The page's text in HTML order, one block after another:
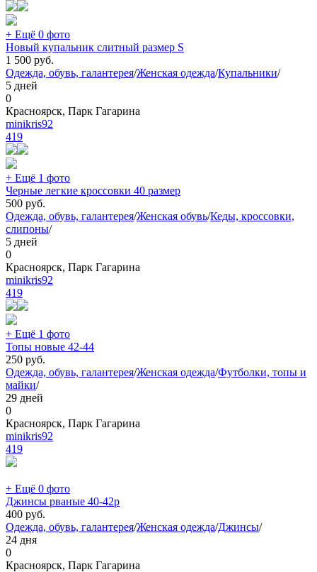
+ Ещё 0 фото
Новый купальник слитный размер S
1 500 руб.
Одежда, обувь, галантерея/Женская одежда/Купальники/
5 дней
0
Красноярск, Парк Гагарина
minikris92
419
+ Ещё 1 фото
Черные легкие кроссовки 40 размер
500 руб.
Одежда, обувь, галантерея/Женская обувь/Кеды, кроссовки,
слипоны/
5 дней
0
Красноярск, Парк Гагарина
minikris92
419
+ Ещё 1 фото
Топы новые 42-44
250 руб.
Одежда, обувь, галантерея/Женская одежда/Футболки, топы и
майки/
29 дней
0
Красноярск, Парк Гагарина
minikris92
419
+ Ещё 0 фото
Джинсы рваные 40-42р
400 руб.
Одежда, обувь, галантерея/Женская одежда/Джинсы/
24 дня
0
Красноярск, Парк Гагарина